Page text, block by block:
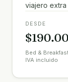
viajero extra
DESDE
Bed &
IVA incluido